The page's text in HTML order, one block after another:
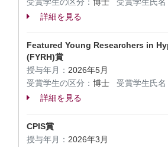
詳細を見る
Featured Young Researchers in
(FYRH)賞
授与年月： 2026年5月
受賞学生の区分： 博士 受賞学生氏名
詳細を見る
CPIS賞
授与年月： 2026年3月